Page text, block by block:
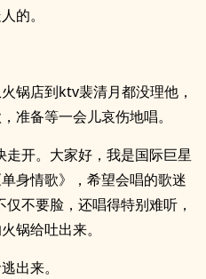
的。
锅店到ktv裴清月都没理他，
准备等一会儿哀伤地唱。
走开。大家好，我是国际巨星
身情歌》，希望会唱的歌迷
不要脸，还唱得特别难听，
锅给吐出来。
出来。